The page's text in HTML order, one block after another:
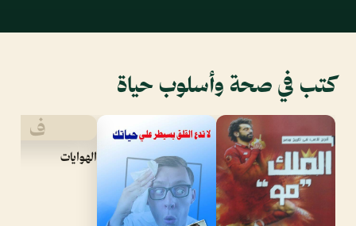
كتب في صحة وأسلوب حياة
ف
الهوايات